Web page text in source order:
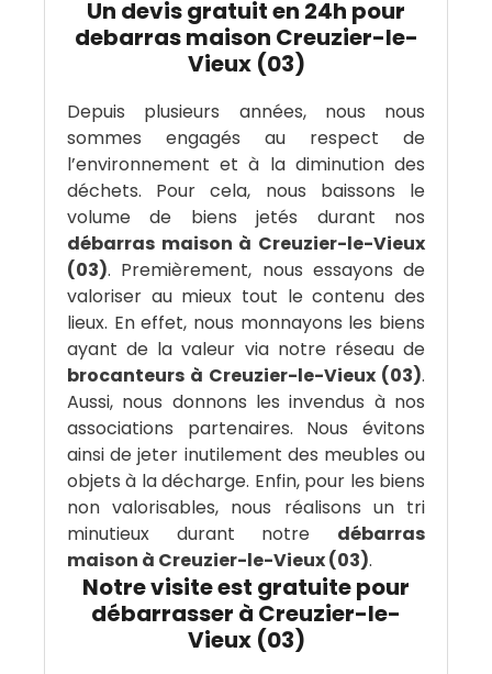
Un devis gratuit en 24h pour
debarras maison Creuzier-le-
Vieux (03)
Depuis plusieurs années, nous nous
sommes engagés au respect de
l’environnement et à la diminution des
déchets. Pour cela, nous baissons le
volume de biens jetés durant nos
débarras maison à Creuzier-le-Vieux
(03). Premièrement, nous essayons de
valoriser au mieux tout le contenu des
lieux. En effet, nous monnayons les biens
ayant de la valeur via notre réseau de
brocanteurs à Creuzier-le-Vieux (03).
Aussi, nous donnons les invendus à nos
associations partenaires. Nous évitons
ainsi de jeter inutilement des meubles ou
objets à la décharge. Enfin, pour les biens
non valorisables, nous réalisons un tri
minutieux durant notre débarras
maison à Creuzier-le-Vieux (03).
Notre visite est gratuite pour
débarrasser à Creuzier-le-
Vieux (03)